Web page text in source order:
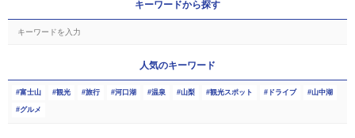
キーワードから探す
人気のキーワード
富士山 観光 旅行 河口湖 温泉 山梨 観光スポット ドライブ 山中湖
グルメ